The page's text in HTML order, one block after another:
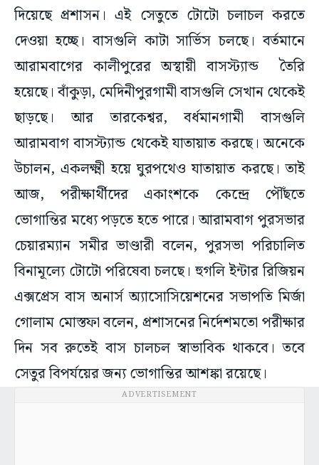
দিয়েছে প্রশাসন। এই সেতুতে টোটো চলাচল করতে
দেওয়া হচ্ছে। বাসগুলি কাটা সার্ভিস চলছে। বর্তমানে
আরামবাগের কালীপুরের অস্থায়ী বাসস্ট্যান্ড তৈরি
হয়েছে। বাঁকুড়া, মেদিনীপুরগামী বাসগুলি সেখান থেকেই
ছাড়ছে। আর তারকেশ্বর, বর্ধমানগামী বাসগুলি
আরামবাগ বাসস্ট্যান্ড থেকেই যাতায়াত করছে। অনেকে
উচালন, একলক্ষ্মী হয়ে ঘুরপথেও যাতায়াত করছে। তাই
আজ, পরীক্ষার্থীদের একাংশকে কেন্দ্রে পৌঁছতে
ভোগান্তির মধ্যে পড়তে হতে পারে। আরামবাগ পুরসভার
চেয়ারম্যান সমীর ভাণ্ডারী বলেন, পুরসভা পরিচালিত
বিনামূল্যে টোটো পরিষেবা চলছে। হুগলি ইন্টার রিজিয়ন
এক্সপ্রেস বাস অনার্স অ্যাসোসিয়েশনের সভাপতি মির্জা
গোলাম মোস্তফা বলেন, প্রশাসনের নির্দেশমতো পরীক্ষার
দিন সব রুতেই বাস চালচল স্বাভাবিক থাকবে। তবে
সেতুর বিপর্যয়ের জন্য ভোগান্তির আশঙ্কা রয়েছে।
ADVERTISEMENT